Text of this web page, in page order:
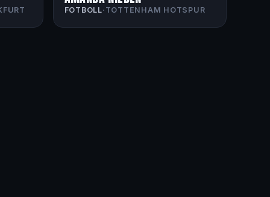
FOTBOLL· TOTTENHAM HOTSPUR